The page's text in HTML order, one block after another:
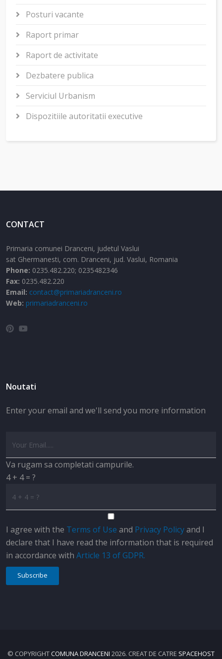
Posturi vacante
Raport primar
Raport de activitate
Dezbatere publica
Serviciul Urbanism
Dispozitiile autoritatii executive
CONTACT
Primaria comunei Dranceni, judetul Vaslui
sat Ghermanesti, com. Dranceni, jud. Vaslui, Romania
Phone: 0235.482.220; 0235482346
Fax: 0235.482.220
Email: contact@primariadranceni.ro
Web: primariadranceni.ro
Noutati
Enter your email and we'll send you more information
Va rugam sa completati campurile.
4 + 4 = ?
I agree with the Terms of Use and Privacy Policyand I
declare that I have read the information that is required
in accordance with Article 13 of GDPR.
Subscribe
© COPYRIGHTCOMUNA DRANCENI 2026. CREAT DE CATRE SPACEHOST